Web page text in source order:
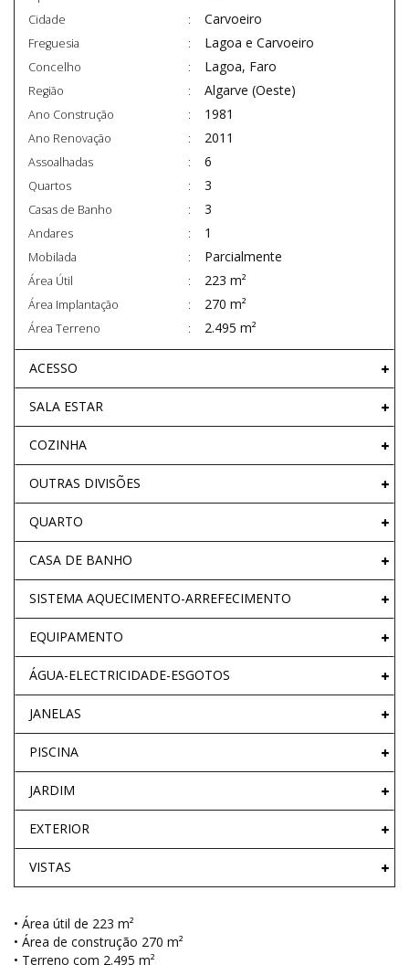
Cidade Carvoeiro
Freguesia Lagoa e Carvoeiro
Concelho Lagoa, Faro
Região Algarve (Oeste)
Ano Construção 1981
Ano Renovação 2011
Assoalhadas 6
Quartos 3
Casas de Banho 3
Andares 1
Mobilada Parcialmente
Área Útil 223 m²
Área Implantação 270 m²
Área Terreno 2.495 m²
ACESSO
SALA ESTAR
COZINHA
OUTRAS DIVISÕES
QUARTO
CASA DE BANHO
SISTEMA AQUECIMENTO-ARREFECIMENTO
EQUIPAMENTO
ÁGUA-ELECTRICIDADE-ESGOTOS
JANELAS
PISCINA
JARDIM
EXTERIOR
VISTAS
• Área útil de 223 m²
• Área de construção 270 m²
• Terreno com 2.495 m²